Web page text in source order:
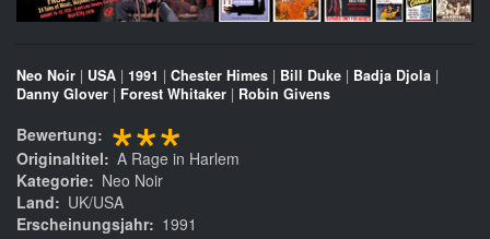
Neo Noir | USA | 1991 | Chester Himes | Bill Duke | Badja Djola |
Danny Glover | Forest Whitaker | Robin Givens
Bewertung ***
Originaltitel
A Rage in Harlem
Kategorie
Neo Noir
Land
UK/USA
Erscheinungsjahr
1991